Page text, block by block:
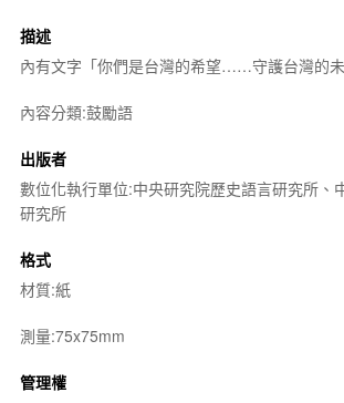
描述
內有文字「你們是台灣的希望……守護台灣的未
內容分類:鼓勵語
出版者
數位化執行單位:中央研究院歷史語言研究所、
研究所
格式
材質:紙
測量:75x75mm
管理權